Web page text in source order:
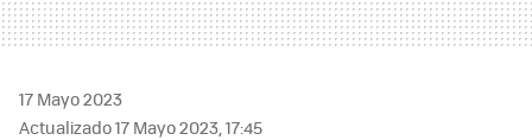
17 Mayo 2023
Actualizado 17 Mayo 2023, 17:45